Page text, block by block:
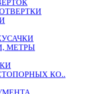
МЕТРЫ
КО..